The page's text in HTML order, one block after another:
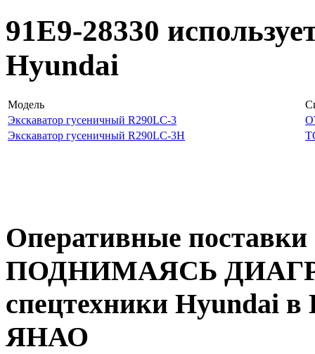
91E9-28330
Hyundai
Модель
Экскаватор гусеничный R290LC-3
Экскаватор гусеничный R290LC-3H
Оперативные
ПОДНИМАЯСЬ
спецтехники Hyundai
ЯНАО